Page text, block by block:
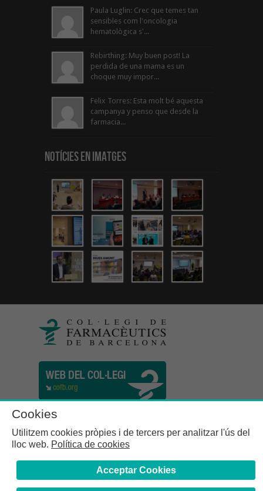
Paula Luglin: Crec que temes tan
sensibles com l'oncologia
hematològica s'...
Rebirthing: Muy buen post! La
perdida de una mama es un
choque muy impor...
Felix Torres: Esta molt bé aquesta
campanya y penso que desde la
farmacia...
Notícies en Imatges
Cookies
Utilitzem cookies pròpies i de tercers per analitzar l'ús del
lloc web. Política de cookies
Acceptar Cookies